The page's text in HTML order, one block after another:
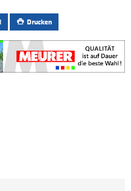
Drucken